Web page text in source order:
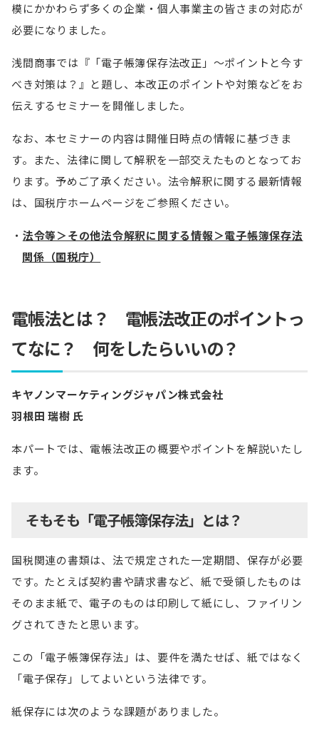
模にかかわらず多くの企業・個人事業主の皆さまの対応が
必要になりました。
浅間商事では『「電子帳簿保存法改正」～ポイントと今す
べき対策は？』と題し、本改正のポイントや対策などをお
伝えするセミナーを開催しました。
なお、本セミナーの内容は開催日時点の情報に基づきま
す。また、法律に関して解釈を一部交えたものとなってお
ります。予めご了承ください。法令解釈に関する最新情報
は、国税庁ホームページをご参照ください。
法令等＞その他法令解釈に関する情報＞電子帳簿保存法
関係（国税庁）
電帳法とは？ 電帳法改正のポイントっ
てなに？ 何をしたらいいの？
キヤノンマーケティングジャパン株式会社
羽根田 瑞樹 氏
本パートでは、電帳法改正の概要やポイントを解説いたし
ます。
そもそも「電子帳簿保存法」とは？
国税関連の書類は、法で規定された一定期間、保存が必要
です。たとえば契約書や請求書など、紙で受領したものは
そのまま紙で、電子のものは印刷して紙にし、ファイリン
グされてきたと思います。
この「電子帳簿保存法」は、要件を満たせば、紙ではなく
「電子保存」してよいという法律です。
紙保存には次のような課題がありました。